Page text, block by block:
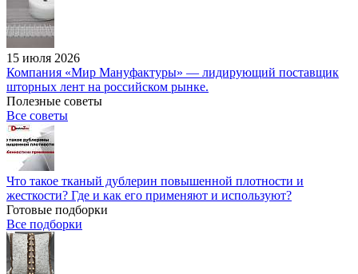
15 июля 2026
Компания «Мир Мануфактуры» — лидирующий поставщик
шторных лент на российском рынке.
Полезные советы
Все советы
Что такое тканый дублерин повышенной плотности и
жесткости? Где и как его применяют и используют?
Готовые подборки
Все подборки